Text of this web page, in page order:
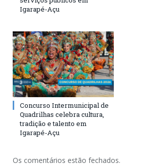
Igarapé-Açu
Concurso Intermunicipal de
Quadrilhas celebra cultura,
tradição e talento em
Igarapé-Açu
Os comentários estão fechados.